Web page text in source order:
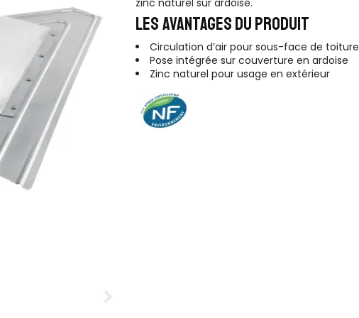
zinc naturel sur ardoise.
LES AVANTAGES DU PRODUIT
Circulation d’air pour sous-face de toiture
Pose intégrée sur couverture en ardoise
Zinc naturel pour usage en extérieur